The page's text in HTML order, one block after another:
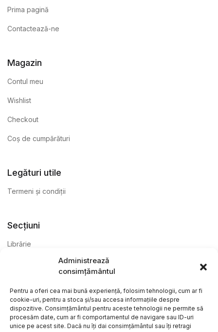
Administrează
consimțământul
Pentru a oferi cea mai bună experiență, folosim tehnologii, cum ar fi
cookie-uri, pentru a stoca și/sau accesa informațiile despre
dispozitive. Consimțământul pentru aceste tehnologii ne permite să
procesăm date, cum ar fi comportamentul de navigare sau ID-uri
unice pe acest site. Dacă nu îți dai consimțământul sau îți retragi
Prima pagină
Contactează-ne
Magazin
Contul meu
Wishlist
Checkout
Coș de cumpărături
Legături utile
Termeni și condiții
Secțiuni
Librărie